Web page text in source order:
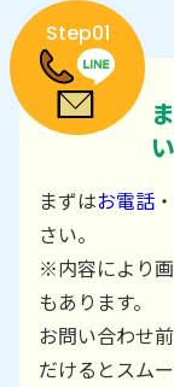
Step01
まずはお電話 ・
さい。
※内容により
もあります。
お問い合わせ
だけるとスム